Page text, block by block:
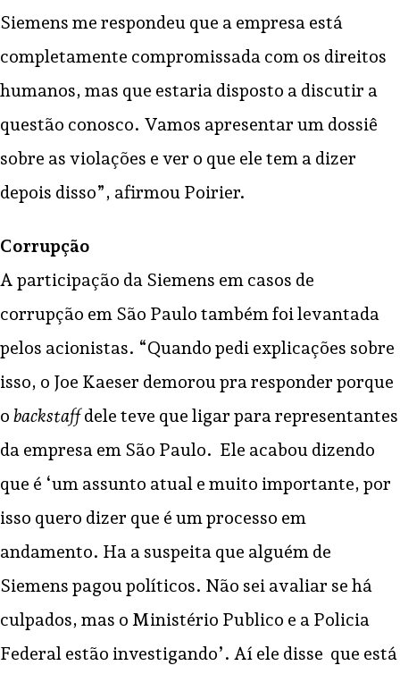
Siemens me respondeu que a empresa está
completamente compromissada com os direitos
humanos, mas que estaria disposto a discutir a
questão conosco. Vamos apresentar um dossiê
sobre as violações e ver o que ele tem a dizer
depois disso”, afirmou Poirier.
Corrupção
A participação da Siemens em casos de
corrupção em São Paulo também foi levantada
pelos acionistas. “Quando pedi explicações sobre
isso, o Joe Kaeser demorou pra responder porque
o backstaffdele teve que ligar para representantes
da empresa em São Paulo. Ele acabou dizendo
que é ‘um assunto atual e muito importante, por
isso quero dizer que é um processo em
andamento. Ha a suspeita que alguém de
Siemens pagou políticos. Não sei avaliar se há
culpados, mas o Ministério Publico e a Policia
Federal estão investigando’. Aí ele disse que está